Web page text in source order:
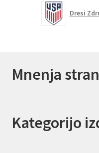
Dresi
Mnenja
Kategorijo